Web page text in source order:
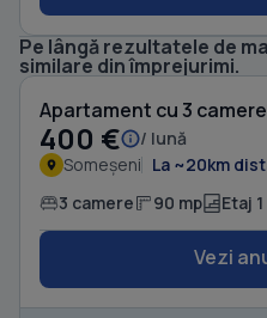
Pe lângă rezultatele de
similare din împrejurimi.
Apartament cu 3
400 € / lună
Someșeni La ~20km
3 camere 90 mp Etaj 1
Vezi